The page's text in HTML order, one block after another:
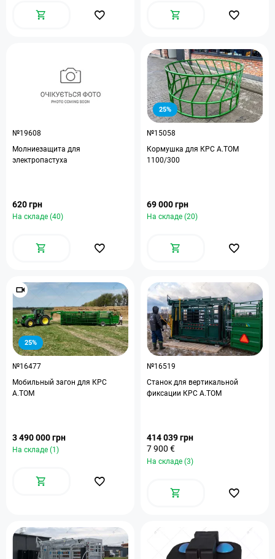
№19608
Молниезащита для
электропастуха
620 грн
На складе (40)
25%
№15058
Кормушка для КРС A.TOM
1100/300
69 000 грн
На складе (20)
25%
№16477
Мобильный загон для КРС
А.ТОМ
3 490 000 грн
На складе (1)
№16519
Станок для вертикальной
фиксации КРС A.TOM
414 039 грн
7 900 €
На складе (3)